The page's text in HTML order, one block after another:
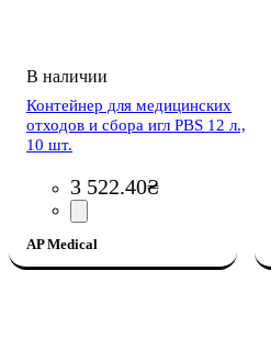
Контейнер для медицинских
отходов и сбора игл PBS 12 л.,
10 шт.
3 522.40₴
AP Medical